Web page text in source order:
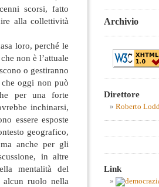
scorsi, fatto
alla collettività
loro, perché le
non è l’attuale
o gestiranno
oggi non può
per una forte
inchinarsi,
essere esposte
geografico,
anche per gli
in altre
mentalità del
ruolo nella
Archivio
Direttore
Roberto
Link